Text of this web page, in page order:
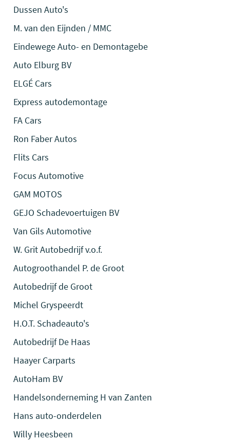
Dussen Auto's
M. van den Eijnden / MMC
Eindewege Auto- en Demontagebe
Auto Elburg BV
ELGÉ Cars
Express autodemontage
FA Cars
Ron Faber Autos
Flits Cars
Focus Automotive
GAM MOTOS
GEJO Schadevoertuigen BV
Van Gils Automotive
W. Grit Autobedrijf v.o.f.
Autogroothandel P. de Groot
Autobedrijf de Groot
Michel Gryspeerdt
H.O.T. Schadeauto's
Autobedrijf De Haas
Haayer Carparts
AutoHam BV
Handelsonderneming H van Zanten
Hans auto-onderdelen
Willy Heesbeen